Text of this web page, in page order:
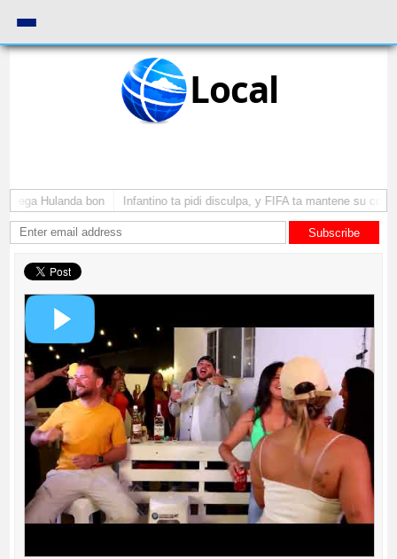
Local
Hulanda bon Infantino ta pidi disculpa, y FIFA ta mantene su como
Subscribe